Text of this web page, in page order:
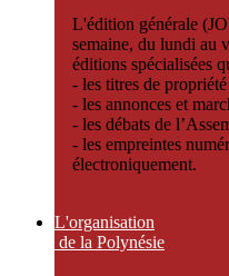
L'édition générale
semaine, du lundi au
éditions spécialisées
- les titres de
- les annonces et
- les débats de
- les empreintes
électroniquement.
L'organisation
de la Polynésie